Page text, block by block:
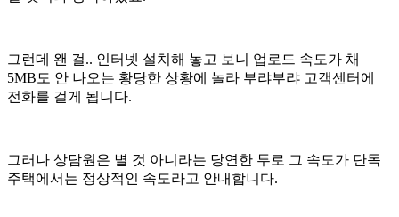
그런데 왠 걸.. 인터넷 설치해 놓고 보니 업로드 속도가 채
5MB도 안 나오는 황당한 상황에 놀라 부랴부랴 고객센터에
전화를 걸게 됩니다.
그러나 상담원은 별 것 아니라는 당연한 투로 그 속도가 단독
주택에서는 정상적인 속도라고 안내합니다.